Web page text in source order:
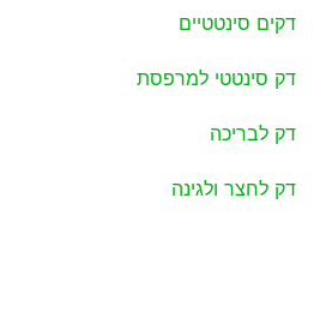
דקים סינטטיים
דק סינטטי למרפסת
דק לבריכה
דק לחצר ולגינה